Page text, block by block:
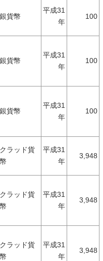
銀貨幣
平成31
年
100
銀貨幣
平成31
年
100
銀貨幣
平成31
年
100
クラッド貨
幣
平成31
年
3,948
クラッド貨
幣
平成31
年
3,948
クラッド貨
幣
平成31
年
3,948